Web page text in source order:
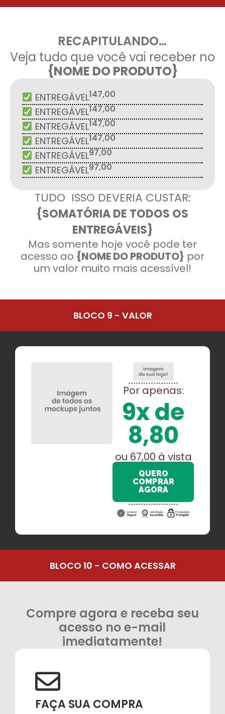
RECAPITULANDO…
Veja tudo que você vai receber no
{NOME DO PRODUTO}
ENTREGÁVEL147,00
ENTREGÁVEL147,00
ENTREGÁVEL147,00
ENTREGÁVEL147,00
ENTREGÁVEL97,00
ENTREGÁVEL97,00
TUDO ISSO DEVERIA CUSTAR:
{SOMATÓRIA DE TODOS OS
ENTREGÁVEIS}
Mas somente hoje você pode ter
acesso ao {NOME DO PRODUTO} por
um valor muito mais acessível!
BLOCO 9 - VALOR
Por apenas:
9x de
8,80
ou 67,00 à vista
QUERO
COMPRAR
AGORA
BLOCO 10 - COMO ACESSAR
Compre agora e receba seu
acesso no e-mail
imediatamente!
FAÇA SUA COMPRA